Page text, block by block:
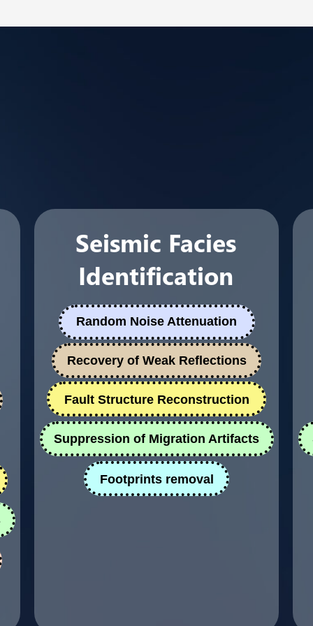
Seismic Facies
Identification
Random Noise Attenuation
Footprints removal
Suppression of Migration Artifacts
Fault Structure Reconstruction
Recovery of Weak Reflections